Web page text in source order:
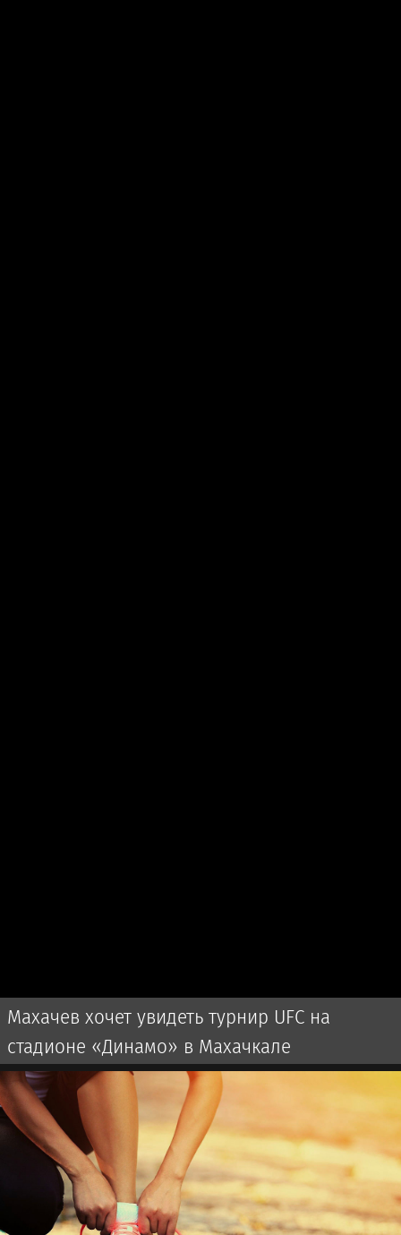
Махачев хочет увидеть турнир UFC на
стадионе «Динамо» в Махачкале